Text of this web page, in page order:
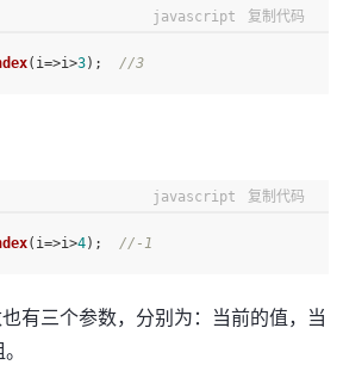
javascript 复制代码
( i=>i>3); //3
javascript 复制代码
( i=>i>4); //-1
有三个参数，分别为：当前的值，当